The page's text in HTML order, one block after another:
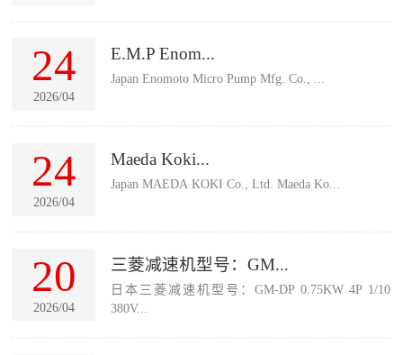
24
2026/04
E.M.P Enom...
Japan Enomoto Micro Pump Mfg. Co., ...
24
2026/04
Maeda Koki...
Japan MAEDA KOKI Co., Ltd. Maeda Ko...
20
2026/04
三菱减速机型号：GM...
日本三菱减速机型号：GM-DP 0.75KW 4P 1/10
380V...